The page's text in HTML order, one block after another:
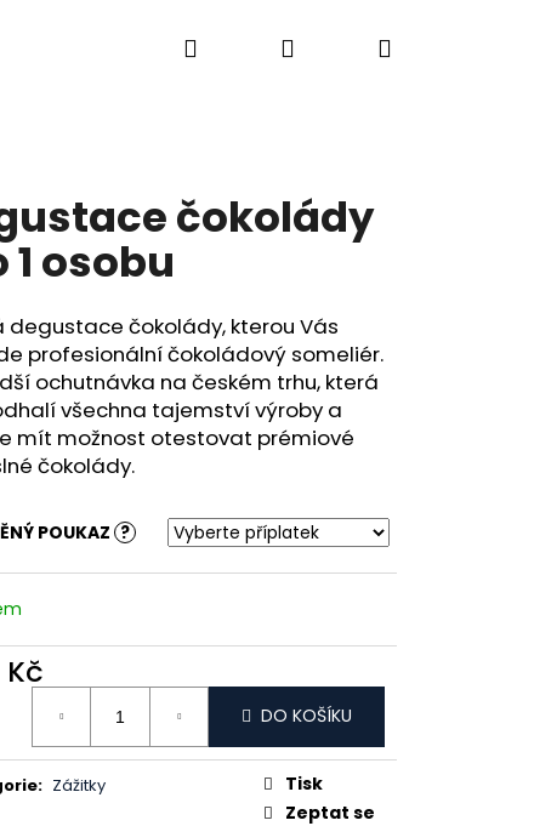
KontaktHledat PřihlášeníNákupní
čokolády
1 osobu
degustace čokolády, kterou Vás
profesionální čokoládový someliér.
ochutnávka na českém trhu, která
všechna tajemství výroby a
mít možnost otestovat prémiové
čokolády.
POUKAZ ?
Kč
DO KOŠÍKU
: Zážitky
Tisk
Zeptat se